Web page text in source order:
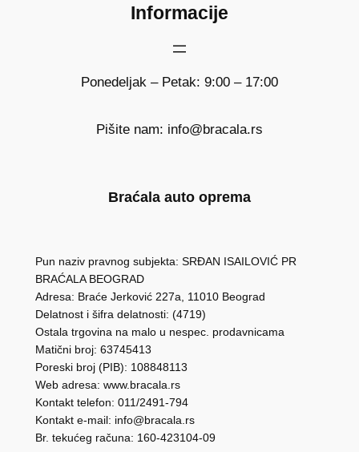
Informacije
Ponedeljak – Petak: 9:00 – 17:00
Pišite nam: info@bracala.rs
Braćala auto oprema
Pun naziv pravnog subjekta: SRĐAN ISAILOVIĆ PR
BRAĆALA BEOGRAD
Adresa: Braće Jerković 227a, 11010 Beograd
Delatnost i šifra delatnosti: (4719)
Ostala trgovina na malo u nespec. prodavnicama
Matični broj: 63745413
Poreski broj (PIB): 108848113
Web adresa: www.bracala.rs
Kontakt telefon: 011/2491-794
Kontakt e-mail: info@bracala.rs
Br. tekućeg računa: 160-423104-09